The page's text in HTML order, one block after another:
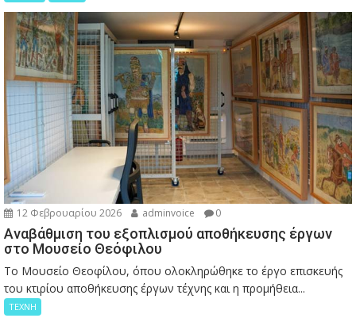
12 Φεβρουαρίου 2026 adminvoice 0
Αναβάθμιση του εξοπλισμού αποθήκευσης έργων
στο Μουσείο Θεόφιλου
Το Μουσείο Θεοφίλου, όπου ολοκληρώθηκε το έργο επισκευής
του κτιρίου αποθήκευσης έργων τέχνης και η προμήθεια...
ΤΕΧΝΗ